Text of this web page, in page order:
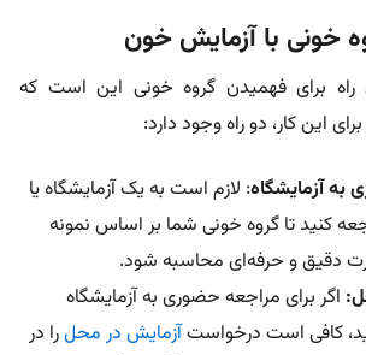
راه برای فهمیدن گروه خونی این است که
این کار، دو راه وجود دارد:
به آزمایشگاه: لازم است به یک آزمایشگاه یا
کنید تا گروه خونی شما بر اساس نمونه
دقیق و حرفه‌ای محاسبه شود.
اگر برای مراجعه حضوری به آزمایشگاه
کافی است درخواستآزمایش در محلرا در